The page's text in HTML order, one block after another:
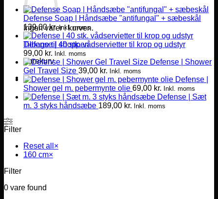
Ingen varer i kurven.
Tilbage til shoppen
Varekurv
Defense Soap | Håndsæbe "antifungal" + sæbeskål
139,00kr. Inkl. moms
Defense | 40 stk. vådservietter til krop og udstyr
99,00 kr. Inkl. moms
Defense | Shower
Gel Travel Size 39,00 kr. Inkl. moms
Defense |
Shower gel m. pebermynte olie 69,00 kr. Inkl. moms
Defense | Sæt
m. 3 styks håndsæbe 189,00 kr. Inkl. moms
Filter
Reset all ×
160 cm×
Filter
0 vare found